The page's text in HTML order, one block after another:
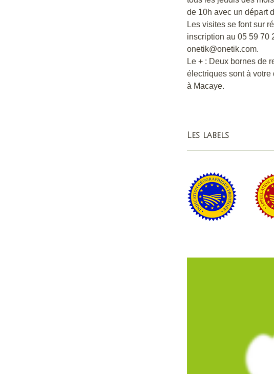
de 10h avec un départ
Les visites se font sur
inscription au 05 59 70
onetik@onetik.com.
Le + : Deux bornes de
électriques sont à
à Macaye.
Les labels